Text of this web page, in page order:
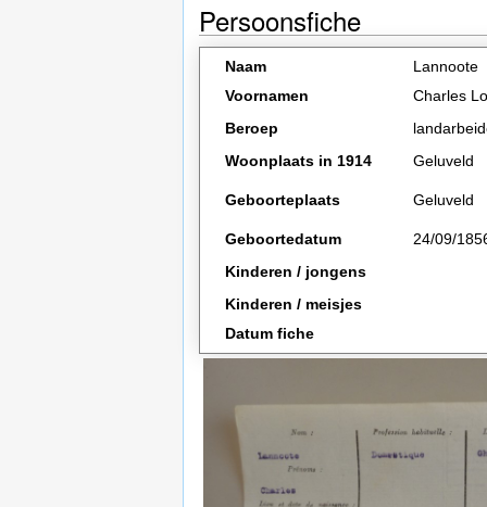
Persoonsfiche
Naam
Lannoote
Voornamen
Charles
Beroep
Woonplaats in 1914
Geluveld
Geboorteplaats Geluveld
Geboortedatum
24/09/
Kinderen / jongens
Kinderen / meisjes
Datum fiche